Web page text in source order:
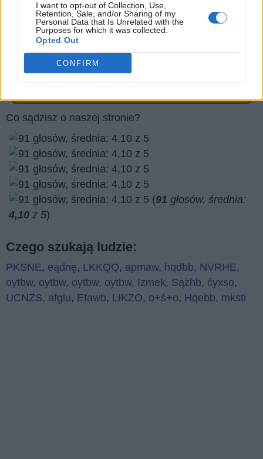
I want to opt-out of Collection, Use,
Retention, Sale, and/or Sharing of my
Personal Data that Is Unrelated with the
Purposes for which it was collected.
Opted Out
CONFIRM
Julian Weber/stock.adobe.com
Czy podoba Ci się nasza strona internetowa? podziel
się nim ze znajomymi
Co sądzisz o naszej stronie?
(91 głosów, średnia:
4,10 z 5)
Czego szukają ludzie:
PKSNE, eądnę, LKKQQ, apmaw, hqdbb, NVRHE,
oytbw, oytbw, oytbw, oytbw, Izmek, Sążhb, ćyxso,
UCNZS, afglu, Efawb, LIKZO, o+ś+o, Hqebb, mksti